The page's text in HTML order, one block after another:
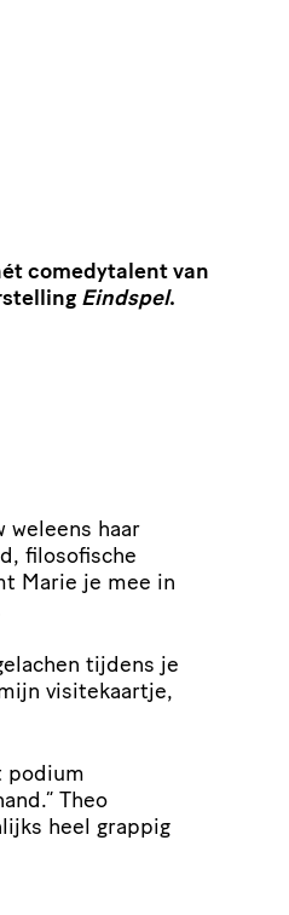
comedytalent van
Eindspel.
weleens haar
filosofische
Marie je mee in
tijdens je
visitekaartje,
podium
Theo
heel grappig